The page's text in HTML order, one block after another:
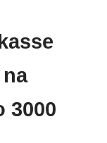
3000